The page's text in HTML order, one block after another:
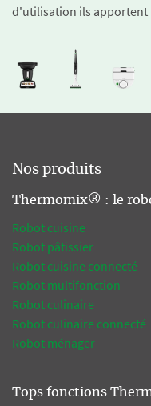
d'utilisation ils apportent
Nos produits
Thermomix® : le
Robot cuisine
Robot pâtissier
Robot cuisine connecté
Robot multifonction
Robot culinaire
Robot culinaire connecté
Robot ménager
Tops fonctions